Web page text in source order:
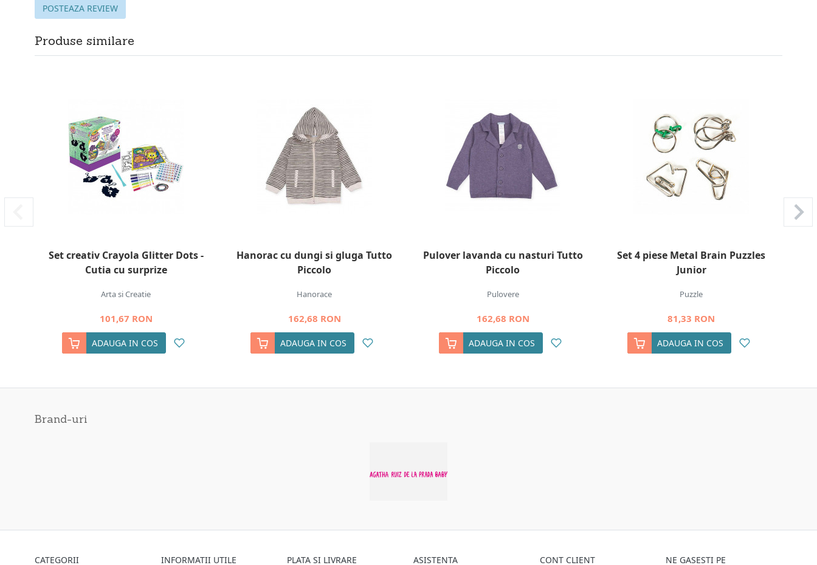
POSTEAZA REVIEW
Produse similare
Set creativ Crayola Glitter Dots -
Cutia cu surprize
Arta si Creatie
101,67 RON
ADAUGA IN COS
Hanorac cu dungi si gluga Tutto
Piccolo
Hanorace
162,68 RON
ADAUGA IN COS
Pulover lavanda cu nasturi Tutto
Piccolo
Pulovere
162,68 RON
ADAUGA IN COS
Set 4 piese Metal Brain Puzzles
Junior
Puzzle
81,33 RON
ADAUGA IN COS
Brand-uri
CATEGORII INFORMATII UTILE PLATA SI LIVRARE ASISTENTA CONT CLIENT NE GASESTI PE